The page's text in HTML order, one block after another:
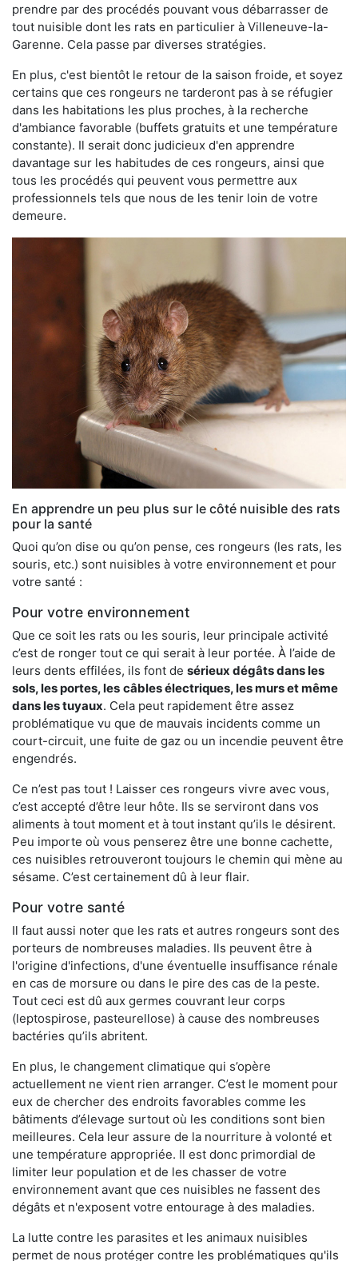
prendre par des procédés pouvant vous débarrasser de
tout nuisible dont les rats en particulier à Villeneuve-la-
Garenne. Cela passe par diverses stratégies.
En plus, c'est bientôt le retour de la saison froide, et soyez
certains que ces rongeurs ne tarderont pas à se réfugier
dans les habitations les plus proches, à la recherche
d'ambiance favorable (buffets gratuits et une température
constante). Il serait donc judicieux d'en apprendre
davantage sur les habitudes de ces rongeurs, ainsi que
tous les procédés qui peuvent vous permettre aux
professionnels tels que nous de les tenir loin de votre
demeure.
En apprendre un peu plus sur le côté nuisible des rats
pour la santé
Quoi qu’on dise ou qu’on pense, ces rongeurs (les rats, les
souris, etc.) sont nuisibles à votre environnement et pour
votre santé :
Pour votre environnement
Que ce soit les rats ou les souris, leur principale activité
c’est de ronger tout ce qui serait à leur portée. À l’aide de
leurs dents effilées, ils font de sérieux dégâts dans les
sols, les portes, les câbles électriques, les murs et même
dans les tuyaux. Cela peut rapidement être assez
problématique vu que de mauvais incidents comme un
court-circuit, une fuite de gaz ou un incendie peuvent être
engendrés.
Ce n’est pas tout ! Laisser ces rongeurs vivre avec vous,
c’est accepté d’être leur hôte. Ils se serviront dans vos
aliments à tout moment et à tout instant qu’ils le désirent.
Peu importe où vous penserez être une bonne cachette,
ces nuisibles retrouveront toujours le chemin qui mène au
sésame. C’est certainement dû à leur flair.
Pour votre santé
Il faut aussi noter que les rats et autres rongeurs sont des
porteurs de nombreuses maladies. Ils peuvent être à
l'origine d'infections, d'une éventuelle insuffisance rénale
en cas de morsure ou dans le pire des cas de la peste.
Tout ceci est dû aux germes couvrant leur corps
(leptospirose, pasteurellose) à cause des nombreuses
bactéries qu’ils abritent.
En plus, le changement climatique qui s’opère
actuellement ne vient rien arranger. C’est le moment pour
eux de chercher des endroits favorables comme les
bâtiments d’élevage surtout où les conditions sont bien
meilleures. Cela leur assure de la nourriture à volonté et
une température appropriée. Il est donc primordial de
limiter leur population et de les chasser de votre
environnement avant que ces nuisibles ne fassent des
dégâts et n'exposent votre entourage à des maladies.
La lutte contre les parasites et les animaux nuisibles
permet de nous protéger contre les problématiques qu'ils